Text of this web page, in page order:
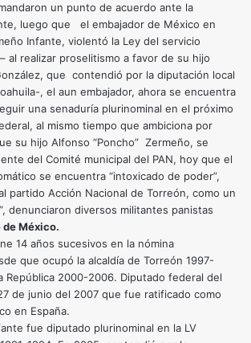
un punto de acuerdo ante la
luego que el embajador de México en
Infante, violentó la Ley del servicio
al realizar proselitismo a favor de su hijo
que contendió por la diputación local
, el aun embajador, ahora se encuentra
una senaduría plurinominal en el próximo
al mismo tiempo que ambiciona por
su hijo Alfonso “Poncho” Zermeño, se
del Comité municipal del PAN, hoy que el
se encuentra “intoxicado de poder”,
partido Acción Nacional de Torreón, como un
denunciaron diversos militantes panistas
México.
14 años sucesivos en la nómina
que ocupó la alcaldía de Torreón 1997-
República 2000-2006. Diputado federal del
de junio del 2007 que fue ratificado como
en España.
fue diputado plurinominal en la LV